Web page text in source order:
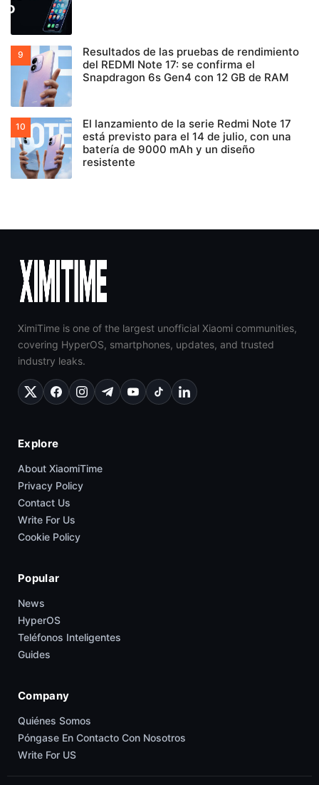
Resultados de las pruebas de rendimiento
del REDMI Note 17: se confirma el
Snapdragon 6s Gen4 con 12 GB de RAM
El lanzamiento de la serie Redmi Note 17
está previsto para el 14 de julio, con una
batería de 9000 mAh y un diseño
resistente
XimiTime is one of the largest unofficial Xiaomi communities,
covering HyperOS, smartphones, updates, and trusted
industry leaks.
Explore
About XiaomiTime
Privacy Policy
Contact Us
Write For Us
Cookie Policy
Popular
News
HyperOS
Teléfonos Inteligentes
Guides
Company
Quiénes Somos
Póngase En Contacto Con Nosotros
Write For US